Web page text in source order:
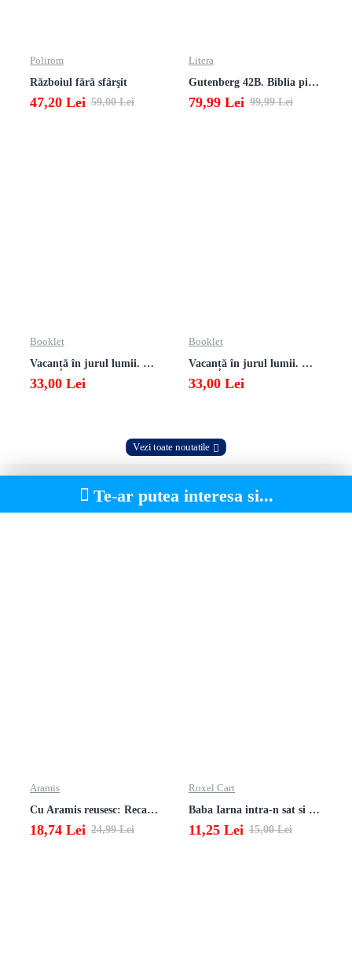
Polirom
Războiul fără sfârşit
47,20 Lei 59,00 Lei
Litera
Gutenberg 42B. Biblia pierduta
79,99 Lei 99,99 Lei
Booklet
Vacanță în jurul lumii. Matematică clasa a VII-a – EDIȚIA 2026
33,00 Lei
Booklet
Vacanță în jurul lumii. Matematică clasa a VI-a – EDIȚIA 2026
33,00 Lei
Vezi toate noutatile
Te-ar putea interesa si...
Aramis
Cu Aramis reusesc: Recapitulare si evaluare - Clasa a 4-a (Matematica, Stiinte ale naturii si Educatie civica)
18,74 Lei 24,99 Lei
Roxel Cart
Baba Iarna intra-n sat si alte poezii
11,25 Lei 15,00 Lei